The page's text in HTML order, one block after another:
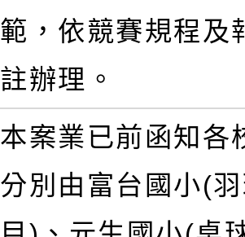
範，依競賽規程及
註辦理。
本案業已前函知各
分別由富台國小(